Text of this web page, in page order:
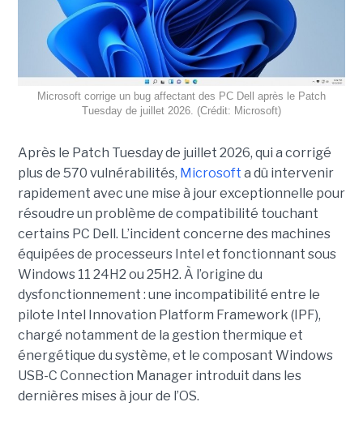
Microsoft corrige un bug affectant des PC Dell après le Patch
Tuesday de juillet 2026. (Crédit: Microsoft)
Après le Patch Tuesday de juillet 2026, qui a corrigé
plus de 570 vulnérabilités, Microsoft a dû intervenir
rapidement avec une mise à jour exceptionnell e pour
résoudre un problème de compatibilité touchant
certains PC Dell. L’incident concerne des machines
équipées de processeurs Intel et fonctionnant sous
Windows 11 24H2 ou 25H2. À l’origine du
dysfonctionnement : une incompatibilité entre le
pilote Intel Innovation Platform Framework (IPF),
chargé notamment de la gestion thermique et
énergétique du système, et le composant Windows
USB-C Connection Manager introduit dans les
dernières mises à jour de l’OS.